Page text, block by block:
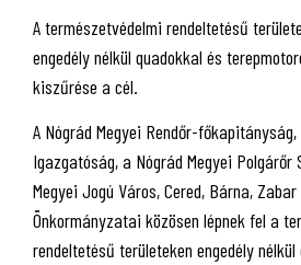
A természetvédelmi rendeltetésű
engedély nélkül quadokkal és
kiszűrése a cél.
A Nógrád Megyei Rendőr-
Igazgatóság, a Nógrád Megyei Polgárőr
Megyei Jogú Város, Cered, Bárna, Zabar
Önkormányzatai közösen lépnek fel a
rendeltetésű területeken engedély